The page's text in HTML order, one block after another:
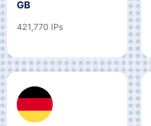
421,770 IPs